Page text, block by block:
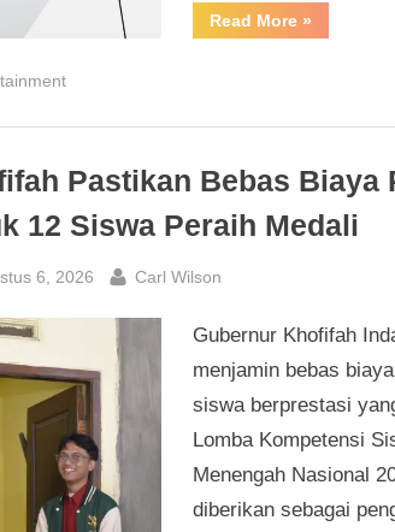
Read More“Panduan
Susunan
»
Pastikan Bebas Biaya
12 Siswa Peraih Medali
6, 2026 By
Carl Wilson
Gubernur Khofifah
menjamin bebas
siswa berprestasi
Lomba Kompetensi
Menengah Nasional
diberikan sebagai